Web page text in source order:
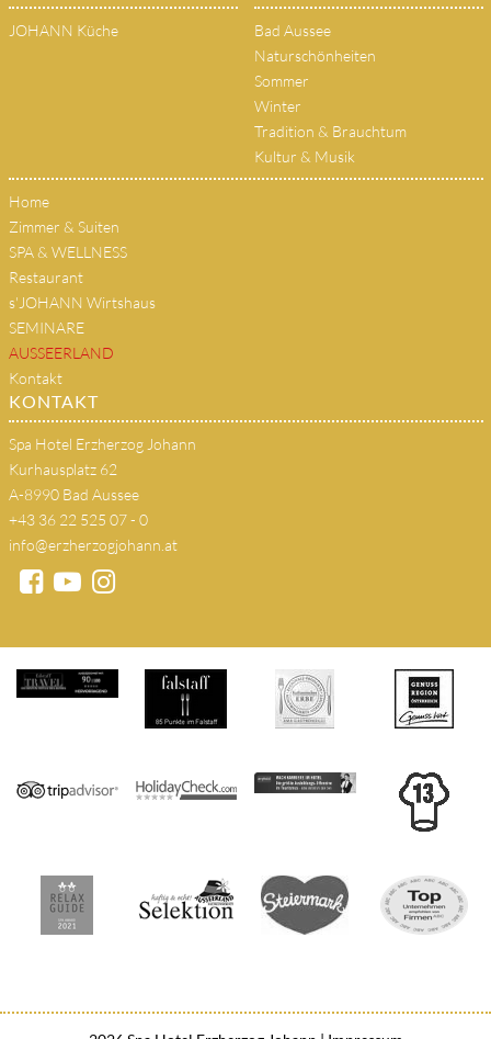
JOHANN Küche
Bad Aussee
Naturschönheiten
Sommer
Winter
Tradition & Brauchtum
Kultur & Musik
Home
Zimmer & Suiten
SPA & WELLNESS
Restaurant
s'JOHANN Wirtshaus
SEMINARE
AUSSEERLAND
Kontakt
KONTAKT
Spa Hotel Erzherzog Johann
Kurhausplatz 62
A-8990 Bad Aussee
+43 36 22 525 07 - 0
info@erzherzogjohann.at